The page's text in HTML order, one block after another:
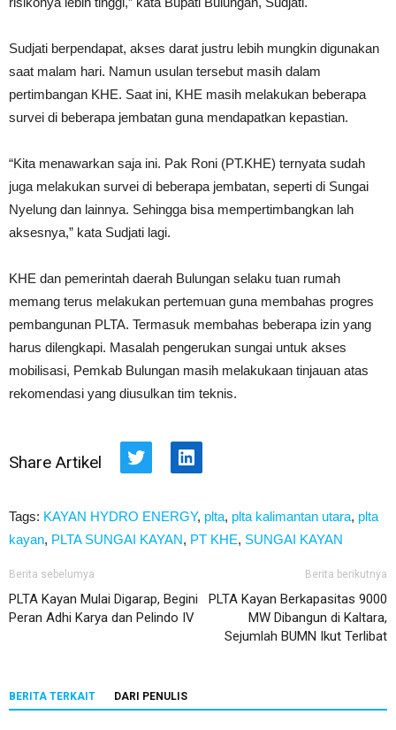
Sudjati berpendapat, akses darat justru lebih mungkin digunakan
saat malam hari. Namun usulan tersebut masih dalam
pertimbangan KHE. Saat ini, KHE masih melakukan beberapa
survei di beberapa jembatan guna mendapatkan kepastian.
“Kita menawarkan saja ini. Pak Roni (PT.KHE) ternyata sudah
juga melakukan survei di beberapa jembatan, seperti di Sungai
Nyelung dan lainnya. Sehingga bisa mempertimbangkan lah
aksesnya,” kata Sudjati lagi.
KHE dan pemerintah daerah Bulungan selaku tuan rumah
memang terus melakukan pertemuan guna membahas progres
pembangunan PLTA. Termasuk membahas beberapa izin yang
harus dilengkapi. Masalah pengerukan sungai untuk akses
mobilisasi, Pemkab Bulungan masih melakukaan tinjauan atas
rekomendasi yang diusulkan tim teknis.
Share Artikel Twitter LinkedIn
Tags: KAYAN HYDRO ENERGY, plta, plta kalimantan utara, plta
kayan, PLTA SUNGAI KAYAN, PT KHE, SUNGAI KAYAN
Berita sebelumya
PLTA Kayan Mulai Digarap, Begini
Peran Adhi Karya dan Pelindo IV
Berita berikutnya
PLTA Kayan Berkapasitas 9000
MW Dibangun di Kaltara,
Sejumlah BUMN Ikut Terlibat
BERITA TERKAIT DARI PENULIS